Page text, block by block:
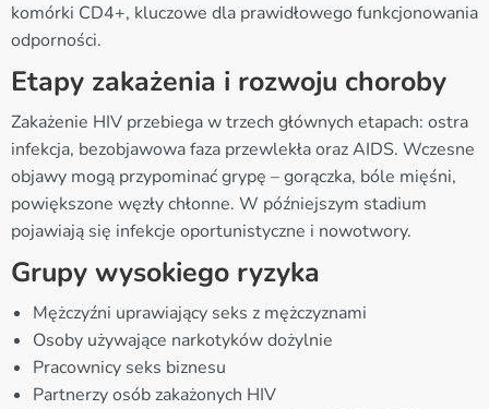
komórki CD4+, kluczowe dla prawidłowego funkcjonowania
odporności.
Etapy zakażenia i rozwoju choroby
Zakażenie HIV przebiega w trzech głównych etapach: ostra
infekcja, bezobjawowa faza przewlekła oraz AIDS. Wczesne
objawy mogą przypominać grypę – gorączka, bóle mięśni,
powiększone węzły chłonne. W późniejszym stadium
pojawiają się infekcje oportunistyczne i nowotwory.
Grupy wysokiego ryzyka
Mężczyźni uprawiający seks z mężczyznami
Osoby używające narkotyków dożylnie
Pracownicy seks biznesu
Partnerzy osób zakażonych HIV